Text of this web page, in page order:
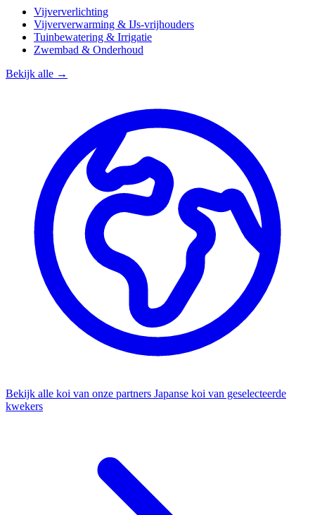
Vijververlichting
Vijververwarming & IJs-vrijhouders
Tuinbewatering & Irrigatie
Zwembad & Onderhoud
Bekijk alle →
Bekijk alle koi van onze partners Japanse koi van geselecteerde
kwekers